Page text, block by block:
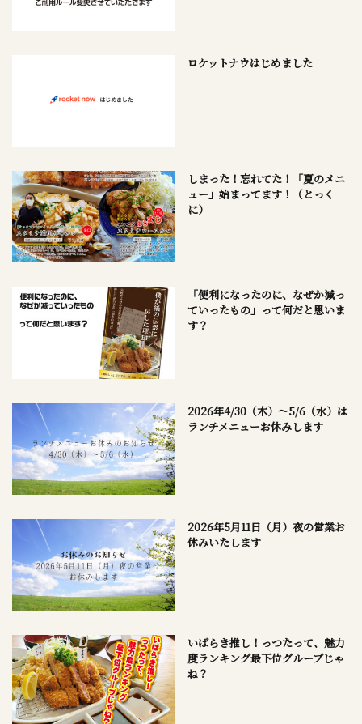
ロケットナウはじめました
しまった！忘れてた！「夏のメニ
ュー」始まってます！（とっく
に）
「便利になったのに、なぜか減っ
ていったもの」って何だと思いま
す？
2026年4/30（木）～5/6（水）は
ランチメニューお休みします
2026年5月11日（月）夜の営業お
休みいたします
いばらき推し！っつたって、魅力
度ランキング最下位グループじゃ
ね？